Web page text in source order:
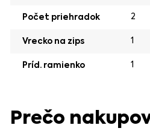
Počet priehradok 2
Vrecko na zips 1
Príd. ramienko 1
Prečo